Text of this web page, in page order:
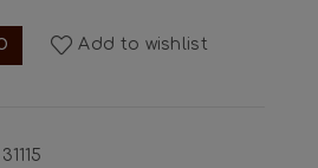
Add to wishlist
31115